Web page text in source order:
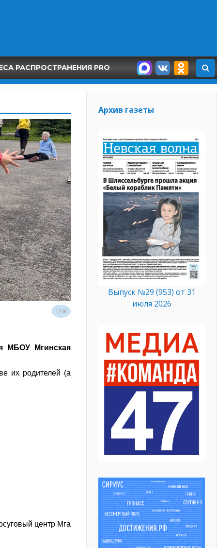
РАСПРОСТРАНЕНИЯ PRO
1248
МБОУ Мгинская
их родителей (а
центр Мга
Архив газеты
Выпуск №29 (953) от 31
июля 2026